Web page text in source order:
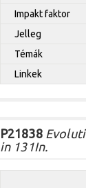
Impakt faktor
Jelleg
Témák
Linkek
P21838
in 131In.